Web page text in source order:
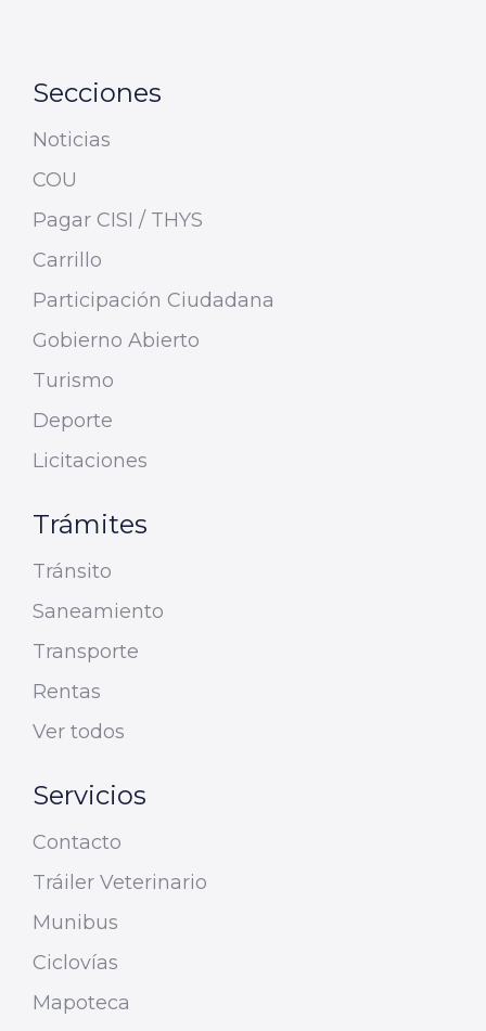
Secciones
Noticias
COU
Pagar CISI / THYS
Carrillo
Participación Ciudadana
Gobierno Abierto
Turismo
Deporte
Licitaciones
Trámites
Tránsito
Saneamiento
Transporte
Rentas
Ver todos
Servicios
Contacto
Tráiler Veterinario
Munibus
Ciclovías
Mapoteca